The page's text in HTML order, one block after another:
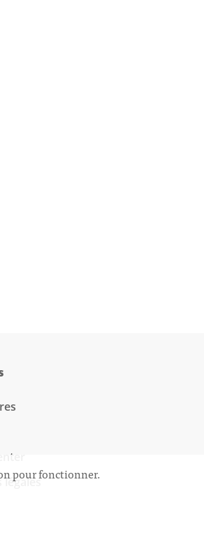
légales
pour fonctionner.